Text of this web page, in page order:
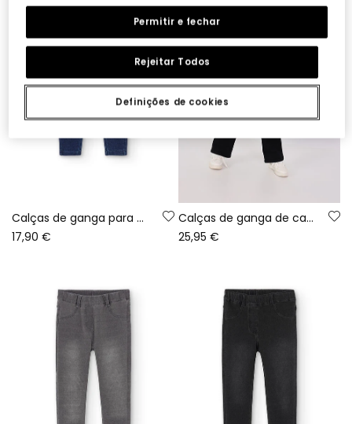
Calças de ganga para menina em azul marinho
17,90 €
Calças de ganga de campismo para menina em preto
25,95 €
Definições de cookies
Rejeitar Todos
Permitir e fechar